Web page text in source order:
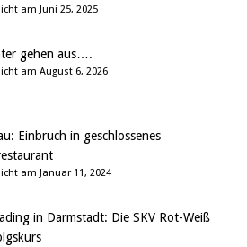
am Juni 25, 2025
gehen aus….
am August 6, 2026
Einbruch in geschlossenes
am Januar 11, 2024
in Darmstadt: Die SKV Rot-Weiß